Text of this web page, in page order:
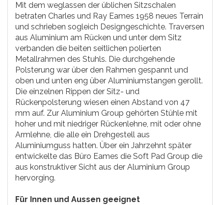
Mit dem weglassen der üblichen Sitzschalen
betraten Charles und Ray Eames 1958 neues Terrain
und schrieben sogleich Designgeschichte. Traversen
aus Aluminium am Rücken und unter dem Sitz
verbanden die beiten seitlichen polierten
Metallrahmen des Stuhls. Die durchgehende
Polsterung war über den Rahmen gespannt und
oben und unten eng über Aluminiumstangen gerollt.
Die einzelnen Rippen der Sitz- und
Rückenpolsterung wiesen einen Abstand von 47
mm auf. Zur Aluminium Group gehörten Stühle mit
hoher und mit niedriger Rückenlehne, mit oder ohne
Armlehne, die alle ein Drehgestell aus
Aluminiumguss hatten. Über ein Jahrzehnt später
entwickelte das Büro Eames die Soft Pad Group die
aus konstruktiver Sicht aus der Aluminium Group
hervorging.
Für Innen und Aussen geeignet